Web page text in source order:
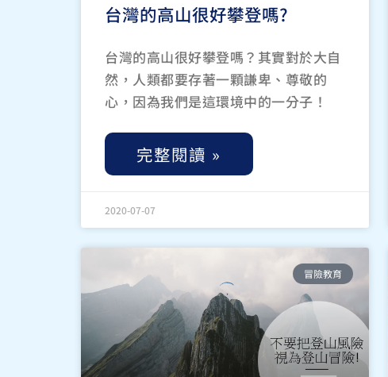
台灣的高山很好攀登嗎?
台灣的高山很好攀登嗎？其實對於大自
然，人類都要存著一顆謙卑、尊敬的
心，因為我們是這環境中的一分子！
完整閱讀 »
2020-07-07
冒險教育